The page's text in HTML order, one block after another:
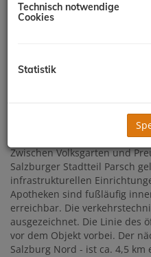
Beschreibung
Hübsche
Stadtlage |
Zwischen Volksgarten und
Salzburger Stadtteil Parsch
infrastrukturellen
Apotheken sind fußläufig
erreichbar. Die
ausgezeichnet. Die Linie des
vor dem Objekt vorbei. Der
Salzburg Nord - ist ca. 4,5
Technisch notwendige
Cookies
Statistik